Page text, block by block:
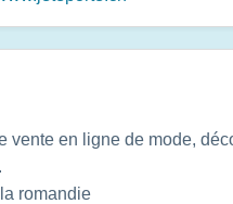
vente en ligne de mode,
romandie